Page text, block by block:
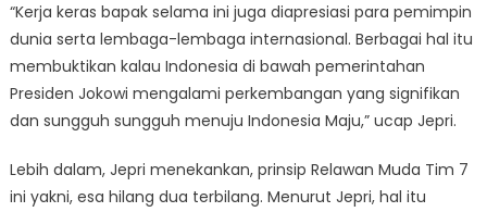
“Kerja keras bapak selama ini juga diapresiasi para pemimpin
dunia serta lembaga-lembaga internasional. Berbagai hal itu
membuktikan kalau Indonesia di bawah pemerintahan
Presiden Jokowi mengalami perkembangan yang signifikan
dan sungguh sungguh menuju Indonesia Maju,” ucap Jepri.
Lebih dalam, Jepri menekankan, prinsip Relawan Muda Tim 7
ini yakni, esa hilang dua terbilang. Menurut Jepri, hal itu